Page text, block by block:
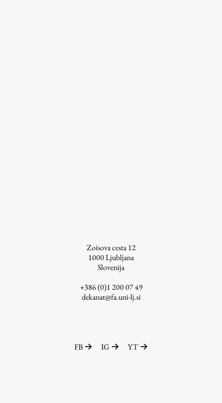
Zoisova cesta 12
1000Ljubljana
Slovenija
+386 (0)1 200 07 49
dekanat@fa.uni-lj.si
FB IG YT